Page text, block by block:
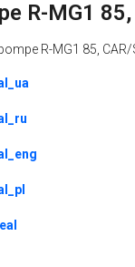
R-MG1 85,
R-MG1 85, CAR/